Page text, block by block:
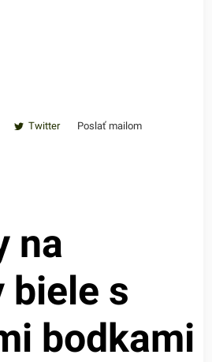
Twitter Poslať mailom
na
biele s
bodkami